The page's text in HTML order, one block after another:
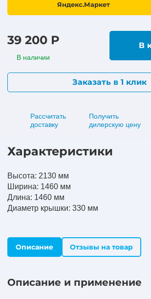
Характеристики
Высота: 2130 мм
Ширина: 1460 мм
Длина: 1460 мм
Диаметр крышки: 330 мм
39 200 Р
В наличии
В
Заказать в 1 клик
Яндекс.Маркет
Рассчитать
доставку
Получить
дилерскую цену
Описание Отзывы на товар
Описание и применение